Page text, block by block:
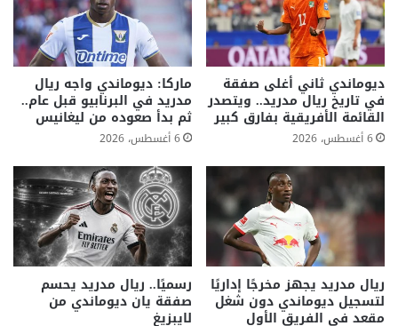
ديوماندي ثاني أغلى صفقة
في تاريخ ريال مدريد.. ويتصدر
القائمة الأفريقية بفارق كبير
6 أغسطس، 2026
ماركا: ديوماندي واجه ريال
مدريد في البرنابيو قبل عام..
ثم بدأ صعوده من ليغانيس
6 أغسطس، 2026
ريال مدريد يجهز مخرجًا إداريًا
لتسجيل ديوماندي دون شغل
مقعد في الفريق الأول
رسميًا.. ريال مدريد يحسم
صفقة يان ديوماندي من
لايبزيغ